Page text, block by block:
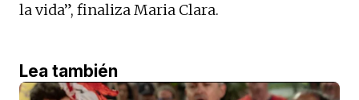
la vida”, finaliza Maria Clara.
Lea también